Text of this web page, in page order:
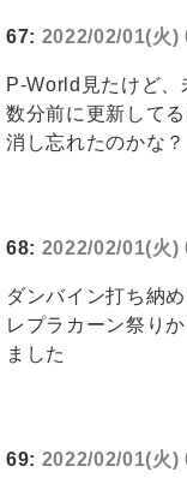
67: 2022/02/01(火)
P-World見たけど
数分前に更新してる
消し忘れたのかな？
68: 2022/02/01(火
ダンバイン打ち納
レプラカーン祭り
ました
69: 2022/02/01(火